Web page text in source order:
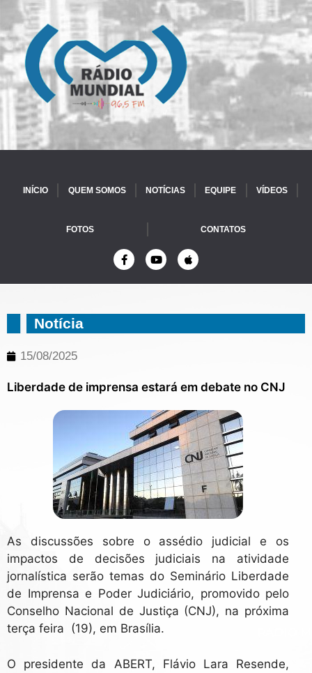
INÍCIO QUEM SOMOS NOTÍCIAS EQUIPE VÍDEOS
FOTOS CONTATOS
Notícia
15/08/2025
Liberdade de imprensa estará em debate no CNJ
As discussões sobre o assédio judicial e os
impactos de decisões judiciais na atividade
jornalística serão temas do Seminário Liberdade
de Imprensa e Poder Judiciário, promovido pelo
Conselho Nacional de Justiça (CNJ), na próxima
terça feira (19), em Brasília.
O presidente da ABERT, Flávio Lara Resende,